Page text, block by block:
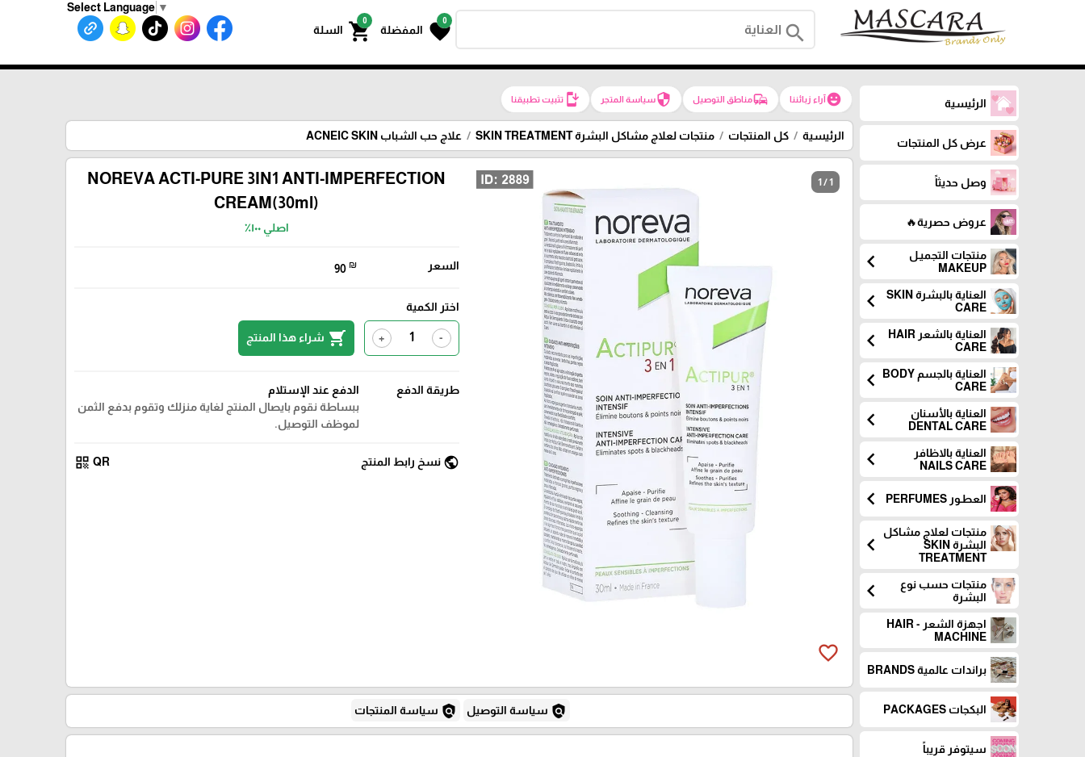
Select Language ▼
search
0
favorite المفضلة
0
shopping_cart السلة
الرئيسية
عرض كل المنتجات
وصل حديثاً
عروض حصرية🔥
منتجات التجميـل
MAKEUP
chevron_left
العناية بالبشرة SKIN
CARE
chevron_left
العناية بالشعر HAIR
CARE
chevron_left
العناية بالجسم BODY
CARE
chevron_left
العناية بالأسنان
DENTAL CARE
chevron_left
العناية بالاظافر
NAILS CARE
chevron_left
العطـور PERFUMES chevron_left
منتجات لعلاج مشاكل
البشرة SKIN
TREATMENT
chevron_left
منتجات حسب نوع
البشرة
chevron_left
اجهزة الشعر - HAIR
MACHINE
براندات عالمية BRANDS
البكجات PACKAGES
سيتوفر قريباً
emoji_emotionsآراء زبائننا commuteمناطق التوصيل securityسياسة المتجر install_mobileتثبيت تطبيقنا
الرئيسية كل المنتجات منتجات لعلاج مشاكل البشرة SKIN TREATMENT علاج حب الشباب ACNEIC SKIN
1 / 1
favorite_border
NOREVA ACTI-PURE 3IN1 ANTI-IMPERFECTION
CREAM(30ml)
اصلي ١٠٠٪؜
السعر 90 ₪
اختر الكمية
-
+
shopping_cart شراء هذا المنتج
طريقة الدفع
الدفع عند الإستلام
ببساطة نقوم بايصال المنتج لغاية منزلك وتقوم بدفع الثمن
لموظف التوصيل.
public نسخ رابط المنتج QR
qr_code
policy سياسة التوصيل policy سياسة المنتجات